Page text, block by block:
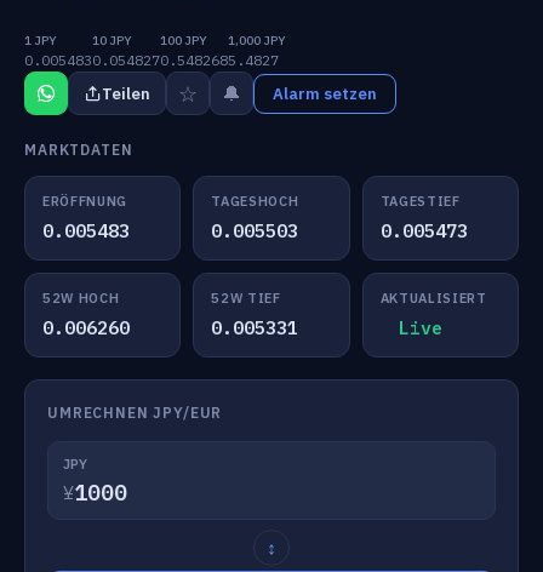
1 JPY
0.005483
10 JPY
0.054827
100 JPY
0.548268
1,000 JPY
5.4827
Teilen ☆ 🔔 Alarm setzen
MARKTDATEN
ERÖFFNUNG
0.005483
TAGESHOCH
0.005503
TAGESTIEF
0.005473
52W HOCH
0.006260
52W TIEF
0.005331
AKTUALISIERT
Live
UMRECHNEN JPY/EUR
JPY
¥
↕